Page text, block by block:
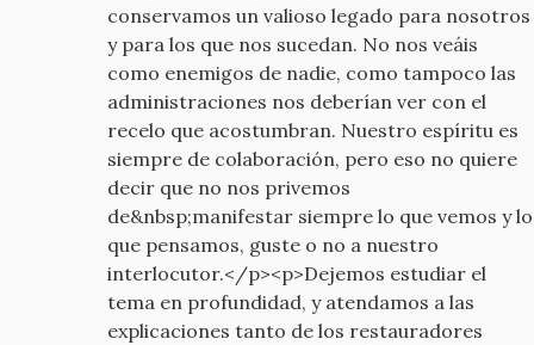
conservamos un valioso legado para nosotros
y para los que nos sucedan. No nos veáis
como enemigos de nadie, como tampoco las
administraciones nos deberían ver con el
recelo que acostumbran. Nuestro espíritu es
siempre de colaboración, pero eso no quiere
decir que no nos privemos
de&nbsp;manifestar siempre lo que vemos y lo
que pensamos, guste o no a nuestro
interlocutor.</p><p>Dejemos estudiar el
tema en profundidad, y atendamos a las
explicaciones tanto de los restauradores